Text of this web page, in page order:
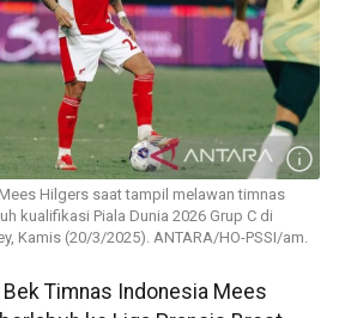
Hilgers saat tampil melawan timnas
kualifikasi Piala Dunia 2026 Grup C di
Kamis (20/3/2025). ANTARA/HO-PSSI/am.
Bek Timnas Indonesia Mees